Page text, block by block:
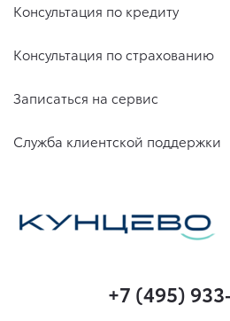
Консультация по кредиту
Консультация по страхованию
Записаться на сервис
Служба клиентской поддержки
+7 (495)